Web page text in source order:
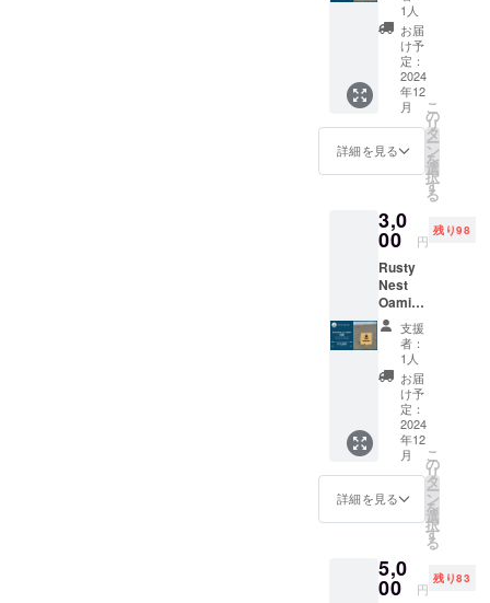
す。ま
た、定
期的に
ご支援
者様限
定の活
動報告
もお届
けいた
を持っ
て大網
白里市
を盛り
上げま
しょ
う！ ※
支援額
は1,000
円から
自由に
設定で
きま
す。
ジナル
ロゴス
テッ
カーで
す。 ️★
オリジ
ナルス
テッ
カー 1
個 ️★ お
礼の
セージ
1人
お届
け予
定：
2024
年12
月
詳細を見る
こ
の
リ
タ
ー
ン
を
選
択
す
る
3,0
00 円
残り98
Rusty
Nest
Oamish
irasato
のオリ
ジナル
コース
ターで
す。 ️★
オリジ
ナル
コース
ター 1
個 ️★ お
礼の
メッ
支援
者：
1人
お届
け予
定：
2024
年12
月
詳細を見る
こ
の
リ
タ
ー
ン
を
選
択
す
る
5,0
00 円
残り83